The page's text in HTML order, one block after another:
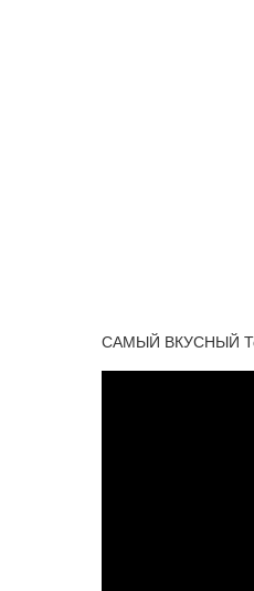
САМЫЙ ВКУСНЫЙ